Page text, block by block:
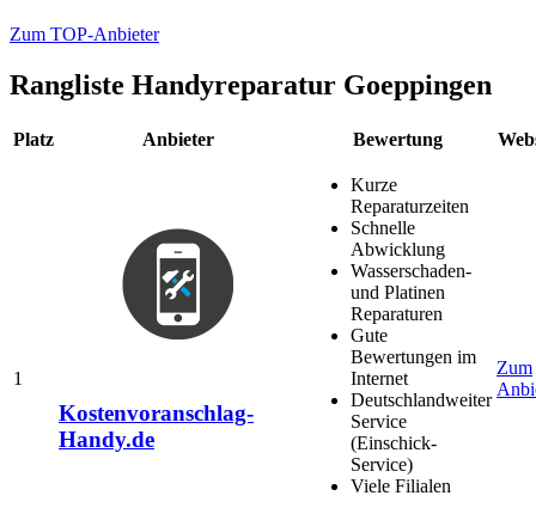
Zum TOP-Anbieter
Rangliste Handyreparatur Goeppingen
Platz Anbieter Bewertung
1
Kostenvoranschlag-
Handy.de
Kurze
Reparaturzeiten
Schnelle
Abwicklung
Wasserschaden-
und Platinen
Reparaturen
Gute
Bewertungen im
Internet
Deutschlandweiter
Service
(Einschick-
Service)
Viele Filialen
Zum